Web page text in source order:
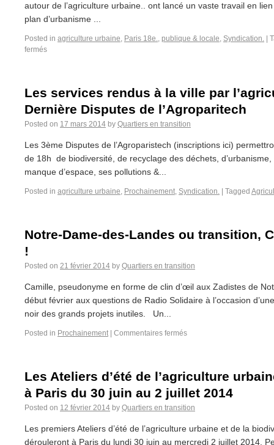
autour de l’agriculture urbaine.. ont lancé un vaste travail en
plan d’urbanisme ...
Posted in agriculture urbaine, Paris 18e., publique & locale, Syndication.
fermés
Les services rendus à la ville par
Dernière Disputes de l’Agroparitech
Posted on 17 mars 2014 by Quartiers en transition
Les 3ème Disputes de l’Agroparistech (inscriptions ici)
de 18h de biodiversité, de recyclage des déchets,
manque d’espace, ses pollutions &...
Posted in agriculture urbaine, Prochainement, Syndication. Tagged
Notre-Dame-des-Landes ou transition,
!
Posted on 21 février 2014 by Quartiers en transition
Camille, pseudonyme en forme de clin d’œil aux Zadistes de
début février aux questions de Radio Solidaire à l’occasion
noir des grands projets inutiles. Un...
Posted in Prochainement Commentaires fermés
Les Ateliers d’été de l’agriculture
à Paris du 30 juin au 2 juillet 2014
Posted on 12 février 2014 by Quartiers en transition
Les premiers Ateliers d’été de l’agriculture urbaine et de la
dérouleront à Paris du lundi 30 juin au mercredi 2 juillet 2014.